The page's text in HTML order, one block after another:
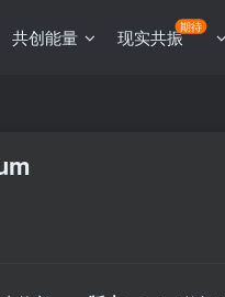
共创能量 现实共振期待